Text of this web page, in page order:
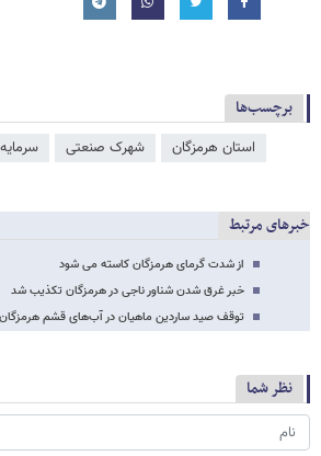
برچسب‌ها
استان هرمزگان شهرک صنعتی
خبرهای مرتبط
از شدت گرمای هرمزگان کاسته می شود
خبر غرق شدن شناور ناجی در هرمزگان تکذیب شد
توقف صید ساردین ماهیان در آب‌های قشم هرمزگان
نظر شما